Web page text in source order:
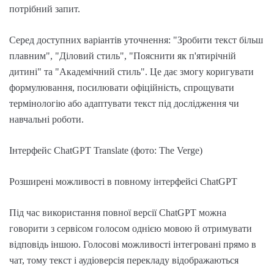
потрібний запит.
Серед доступних варіантів уточнення: "Зробити текст більш
плавним", "Діловий стиль", "Пояснити як п'ятирічній
дитині" та "Академічний стиль". Це дає змогу коригувати
формулювання, посилювати офіційність, спрощувати
термінологію або адаптувати текст під дослідження чи
навчальні роботи.
Інтерфейс ChatGPT Translate (фото: The Verge)
Розширені можливості в повному інтерфейсі ChatGPT
Під час використання повної версії ChatGPT можна
говорити з сервісом голосом однією мовою й отримувати
відповідь іншою. Голосові можливості інтегровані прямо в
чат, тому текст і аудіоверсія перекладу відображаються